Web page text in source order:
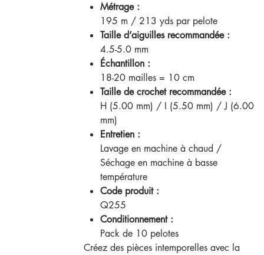
Métrage :
195 m / 213 yds par pelote
Taille d’aiguilles recommandée :
4.5-5.0 mm
Échantillon :
18-20 mailles = 10 cm
Taille de crochet recommandée :
H (5.00 mm) / I (5.50 mm) / J (6.00
mm)
Entretien :
Lavage en machine à chaud /
Séchage en machine à basse
température
Code produit :
Q255
Conditionnement :
Pack de 10 pelotes
Créez des pièces intemporelles avec la